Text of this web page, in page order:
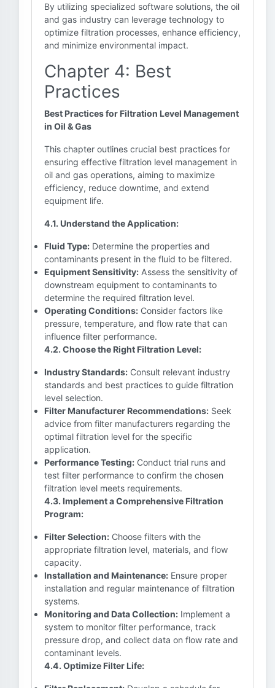
By utilizing specialized software solutions, the oil
and gas industry can leverage technology to
optimize filtration processes, enhance efficiency,
and minimize environmental impact.
Chapter 4: Best
Practices
Best Practices for Filtration Level Management
in Oil & Gas
This chapter outlines crucial best practices for
ensuring effective filtration level management in
oil and gas operations, aiming to maximize
efficiency, reduce downtime, and extend
equipment life.
4.1. Understand the Application:
Fluid Type: Determine the properties and
contaminants present in the fluid to be filtered.
Equipment Sensitivity: Assess the sensitivity of
downstream equipment to contaminants to
determine the required filtration level.
Operating Conditions: Consider factors like
pressure, temperature, and flow rate that can
influence filter performance.
4.2. Choose the Right Filtration Level:
Industry Standards: Consult relevant industry
standards and best practices to guide filtration
level selection.
Filter Manufacturer Recommendations: Seek
advice from filter manufacturers regarding the
optimal filtration level for the specific
application.
Performance Testing: Conduct trial runs and
test filter performance to confirm the chosen
filtration level meets requirements.
4.3. Implement a Comprehensive Filtration
Program:
Filter Selection: Choose filters with the
appropriate filtration level, materials, and flow
capacity.
Installation and Maintenance: Ensure proper
installation and regular maintenance of filtration
systems.
Monitoring and Data Collection: Implement a
system to monitor filter performance, track
pressure drop, and collect data on flow rate and
contaminant levels.
4.4. Optimize Filter Life: